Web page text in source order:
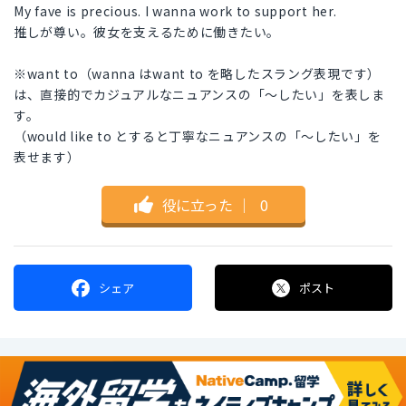
My fave is precious. I wanna work to support her.
推しが尊い。彼女を支えるために働きたい。
※want to（wanna はwant to を略したスラング表現です）
は、直接的でカジュアルなニュアンスの「〜したい」を表しま
す。
（would like to とすると丁寧なニュアンスの「〜したい」を
表せます）
役に立った ｜ 0
シェア ポスト